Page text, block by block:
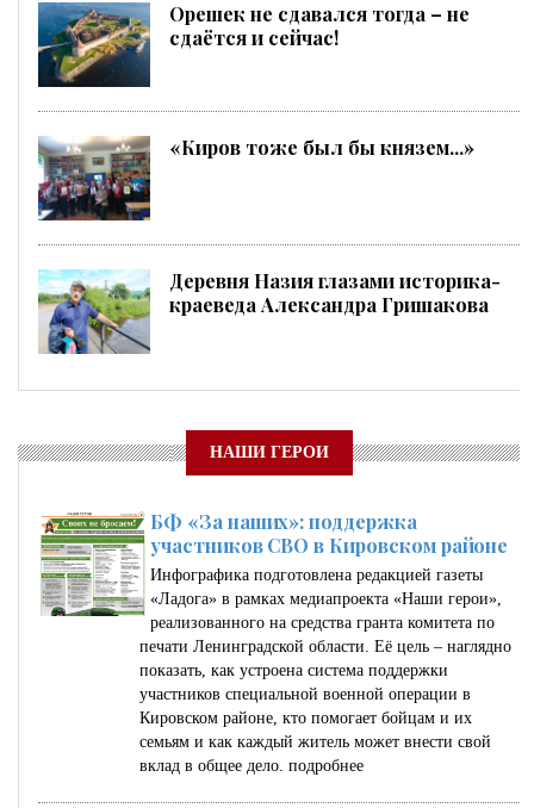
Орешек не сдавался тогда – не
сдаётся и сейчас!
«Киров тоже был бы князем...»
Деревня Назия глазами историка-
краеведа Александра Гришакова
НАШИ ГЕРОИ
БФ «За наших»: поддержка
участников СВО в Кировском районе
Инфографика подготовлена редакцией газеты
«Ладога» в рамках медиапроекта «Наши герои»,
реализованного на средства гранта комитета по
печати Ленинградской области. Её цель – наглядно
показать, как устроена система поддержки
участников специальной военной операции в
Кировском районе, кто помогает бойцам и их
семьям и как каждый житель может внести свой
вклад в общее дело. подробнее